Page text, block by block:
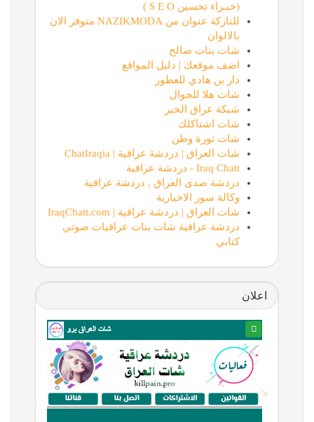
(خبـراء تحسين S E O )
للنازكة عنوان من NAZIKMODA متوفر الان
بالالوان
شات بنات صالح
اضف موقعك | دليل المواقع
دار بن هادي للعطور
شات هلا للجوال
شبكة عراق الخير
شات اشتاكلك
شات ثورة وطن
شات العراق | دردشة عراقية | ChatIraqia
Iraq Chatt - دردشة عراقية
دردشة صدى العراق , دردشة عراقية
وكالة سور الاخبارية
شات العراق | دردشة عراقية | IraqChatt.com
دردشة عراقية شات بنات عراقيات صوتي
كتابي
اعلان
<